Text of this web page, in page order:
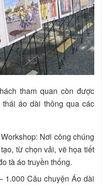
tham quan còn được
áo dài thông qua các
Nơi công chúng
từ chọn vải, vẽ họa tiết
tà áo truyền thống.
1.000 Câu chuyện Áo dài